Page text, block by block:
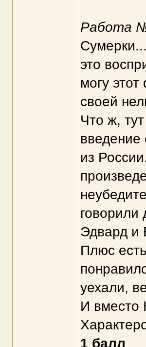
Работа
это
могу
своей
Что ж,
введение
из
говорили
Эдвард и
Плюс
уехали,
И вместо
1 балл